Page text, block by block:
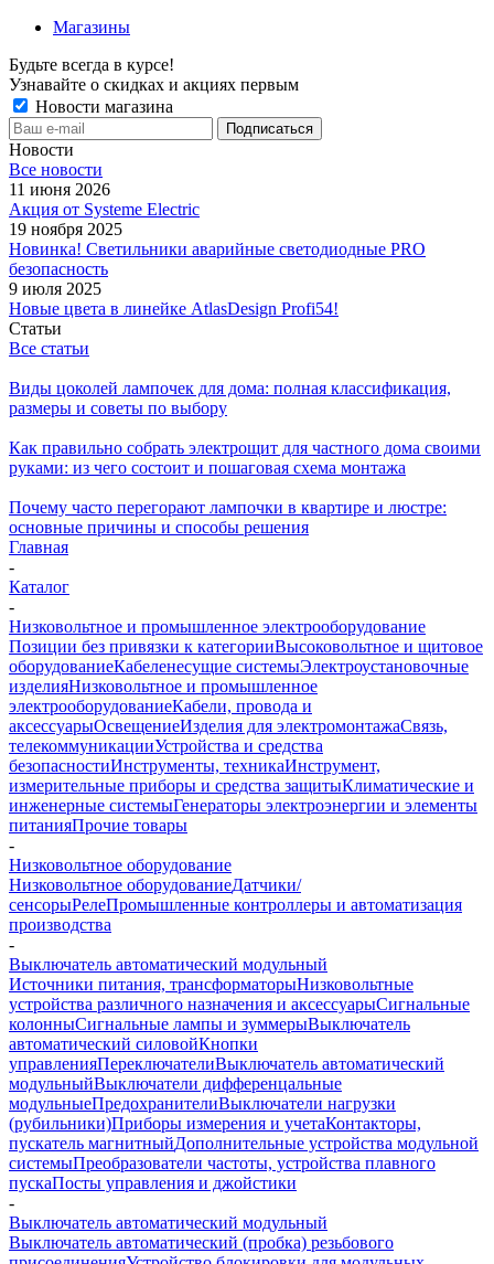
Магазины
Будьте всегда в курсе!
Узнавайте о скидках и акциях первым
Новости магазина
Новости
Все новости
11 июня 2026
Акция от Systeme Electric
19 ноября 2025
Новинка! Светильники аварийные светодиодные PRO
безопасность
9 июля 2025
Новые цвета в линейке AtlasDesign Profi54!
Статьи
Все статьи
Виды цоколей лампочек для дома: полная классификация,
размеры и советы по выбору
Как правильно собрать электрощит для частного дома своими
руками: из чего состоит и пошаговая схема монтажа
Почему часто перегорают лампочки в квартире и люстре:
основные причины и способы решения
Главная
-
Каталог
-
Низковольтное и промышленное электрооборудование
Позиции без привязки к категорииВысоковольтное и щитовое
оборудованиеКабеленесущие системыЭлектроустановочные
изделияНизковольтное и промышленное
электрооборудованиеКабели, провода и
аксессуарыОсвещениеИзделия для электромонтажаСвязь,
телекоммуникацииУстройства и средства
безопасностиИнструменты, техникаИнструмент,
измерительные приборы и средства защитыКлиматические и
инженерные системыГенераторы электроэнергии и элементы
питанияПрочие товары
-
Низковольтное оборудование
Низковольтное оборудованиеДатчики/
сенсорыРелеПромышленные контроллеры и автоматизация
производства
-
Выключатель автоматический модульный
Источники питания, трансформаторыНизковольтные
устройства различного назначения и аксессуарыСигнальные
колонныСигнальные лампы и зуммерыВыключатель
автоматический силовойКнопки
управленияПереключателиВыключатель автоматический
модульныйВыключатели дифференцальные
модульныеПредохранителиВыключатели нагрузки
(рубильники)Приборы измерения и учетаКонтакторы,
пускатель магнитныйДополнительные устройства модульной
системыПреобразователи частоты, устройства плавного
пускаПосты управления и джойстики
-
Выключатель автоматический модульный
Выключатель автоматический (пробка) резьбового